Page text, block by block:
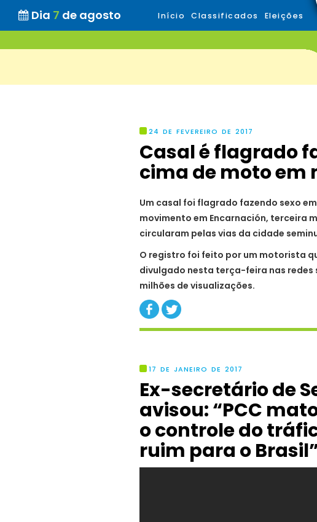
Dia 7 de agosto Início Classificados Eleições
24 DE FEVEREIRO DE 2017
Casal é flagrado
cima de moto em
Um casal foi flagrado fazendo sexo
movimento em Encarnación, terceira
circularam pelas vias da cidade
O registro foi feito por um motorista
divulgado nesta terça-feira nas redes
milhões de visualizações.
17 DE JANEIRO DE 2017
Ex-secretário de
avisou: “PCC
o controle do
ruim para o